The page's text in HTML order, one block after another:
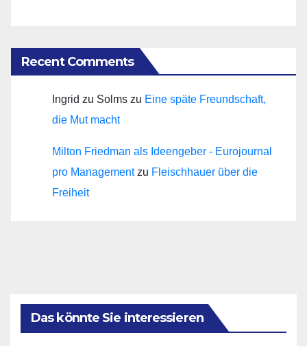
Recent Comments
Ingrid zu Solms zu Eine späte Freundschaft,
die Mut macht
Milton Friedman als Ideengeber - Eurojournal
pro Managementzu Fleischhauer über die
Freiheit
Das könnte Sie interessieren